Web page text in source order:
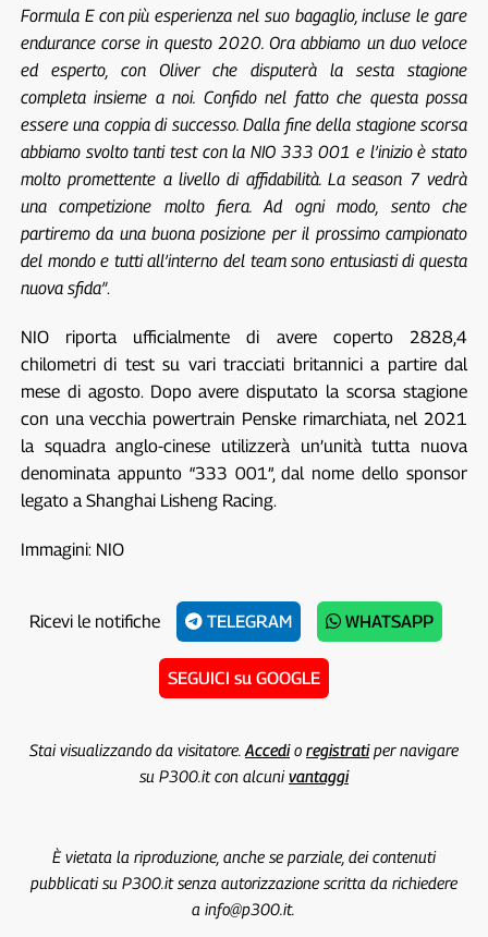
Formula E con più esperienza nel suo bagaglio, incluse le gare
endurance corse in questo 2020. Ora abbiamo un duo veloce
ed esperto, con Oliver che disputerà la sesta stagione
completa insieme a noi. Confido nel fatto che questa possa
essere una coppia di successo. Dalla fine della stagione scorsa
abbiamo svolto tanti test con la NIO 333 001 e l’inizio è stato
molto promettente a livello di affidabilità. La season 7 vedrà
una competizione molto fiera. Ad ogni modo, sento che
partiremo da una buona posizione per il prossimo campionato
del mondo e tutti all’interno del team sono entusiasti di questa
nuova sfida”.
NIO riporta ufficialmente di avere coperto 2828,4
chilometri di test su vari tracciati britannici a partire dal
mese di agosto. Dopo avere disputato la scorsa stagione
con una vecchia powertrain Penske rimarchiata, nel 2021
la squadra anglo-cinese utilizzerà un’unità tutta nuova
denominata appunto “333 001”, dal nome dello sponsor
legato a Shanghai Lisheng Racing.
Immagini: NIO
Ricevi le notifiche TELEGRAM WHATSAPP
SEGUICI su GOOGLE
Stai visualizzando da visitatore. Accedio registratiper navigare
su P300.it con alcunivantaggi
È vietata la riproduzione, anche se parziale, dei contenuti
pubblicati su P300.it senza autorizzazione scritta da richiedere
a info@p300.it.